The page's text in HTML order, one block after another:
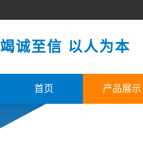
竭诚至信 以人为本
首页 产品展示